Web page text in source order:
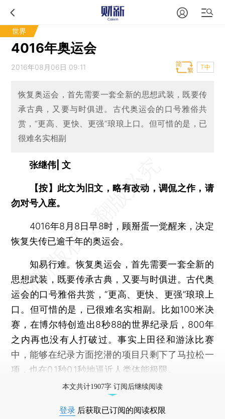
世界
4016年奥运会
2016年08月06日 09:11 T中
恢复奥运会，首先需要一套全新的思想武装，既要传
承古典，又要与时俱进。古代奥运会的口号雅俗共
赏，“更高、更快、更强”琅琅上口。但可惜的是，已
很难名实相副
张继伟| 文
【按】此文为旧文，略有改动，调侃之作，请
勿对号入座。
4016年8月8日早8时，顾掰蛋一觉醒来，决定
恢复失传已逾千年的奥运会。
知易行难。恢复奥运会，首先需要一套全新的
思想武装，既要传承古典，又要与时俱进。古代奥
运会的口号雅俗共赏，“更高、更快、更强”琅琅上
口。但可惜的是，已很难名实相副。比如100米决
赛，在博尔特创造出8秒88的世界纪录后，800年
之内再也没有人打破过。事实上田径和游泳比赛
中，能够在纪录方面挖潜的项目只剩下了马拉松一
项，也在0.1秒0.1秒地逼近人类体能极限。
本文共计1907字 订阅后继续阅读
登录 后获取已订阅的阅读权限